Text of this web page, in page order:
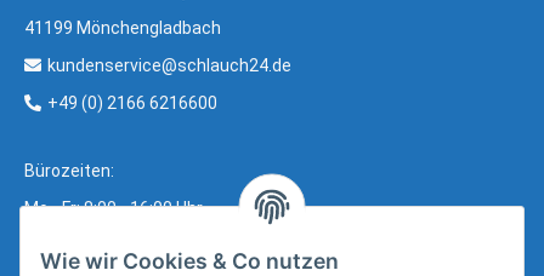
41199 Mönchengladbach
kundenservice@schlauch24.de
+49 (0) 2166 6216600
Bürozeiten:
Mo - Fr: 8:00 - 16:00 Uhr
Wie wir Cookies & Co nutzen